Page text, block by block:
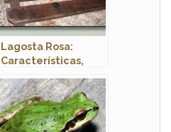
Lagosta Rosa:
Características,
Científico